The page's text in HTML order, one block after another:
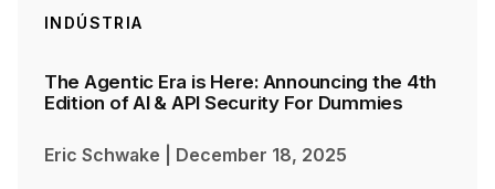
INDÚSTRIA
The Agentic Era is Here: Announcing the 4th
Edition of AI & API Security For Dummies
Eric Schwake December 18, 2025